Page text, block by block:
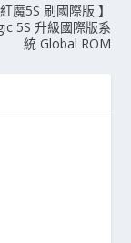
紅魔5S 刷國際版 】
5S 升級國際版系
統 Global ROM